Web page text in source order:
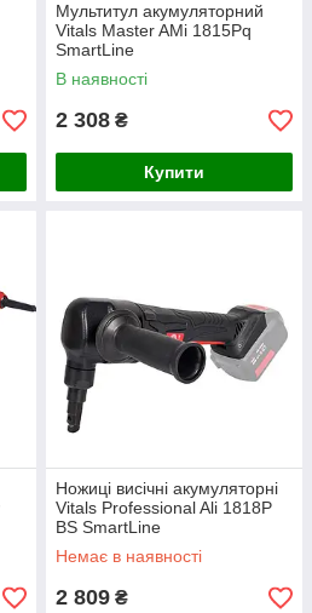
Мультитул акумуляторний
Vitals Master AMi 1815Pq
SmartLine
В наявності
2 308 ₴
Купити
Ножиці висічні акумуляторні
Vitals Professional Ali 1818P
BS SmartLine
Немає в наявності
2 809 ₴